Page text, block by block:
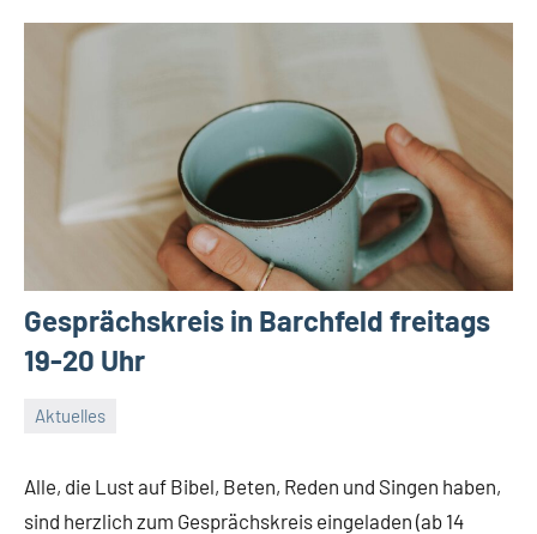
Gesprächskreis in Barchfeld freitags
19-20 Uhr
Aktuelles
2024
Alle, die Lust auf Bibel, Beten, Reden und Singen haben,
sind herzlich zum Gesprächskreis eingeladen (ab 14